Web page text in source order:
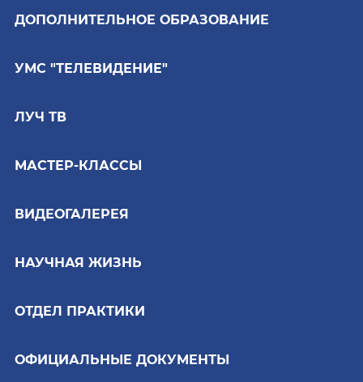
ДОПОЛНИТЕЛЬНОЕ ОБРАЗОВАНИЕ
УМС "ТЕЛЕВИДЕНИЕ"
ЛУЧ ТВ
МАСТЕР-КЛАССЫ
ВИДЕОГАЛЕРЕЯ
НАУЧНАЯ ЖИЗНЬ
ОТДЕЛ ПРАКТИКИ
ОФИЦИАЛЬНЫЕ ДОКУМЕНТЫ